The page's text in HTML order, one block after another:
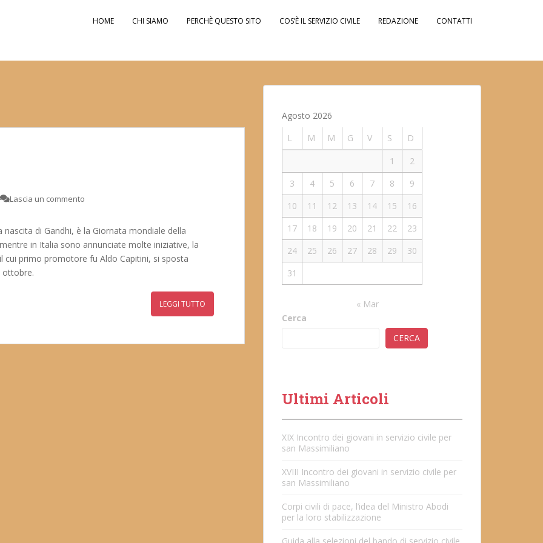
HOME CHI SIAMO PERCHÈ QUESTO SITO COS’È IL SERVIZIO CIVILE REDAZIONE CONTATTI
Lascia un commento
di Gandhi, è la Giornata mondiale della
in Italia sono annunciate molte iniziative, la
cui primo promotore fu Aldo Capitini, si sposta
ottobre.
LEGGI TUTTO
Agosto 2026
L
M M G V S
D
1
2
3
4 5 6 7 8
9
10
11 12 13 14 15
16
17
18 19 20 21 22
23
24
25 26 27 28 29
30
31
« Mar
Cerca
CERCA
Ultimi Articoli
XIX Incontro dei giovani in servizio civile per
san Massimiliano
XVIII Incontro dei giovani in servizio civile per
san Massimiliano
Corpi civili di pace, l’idea del Ministro Abodi
per la loro stabilizzazione